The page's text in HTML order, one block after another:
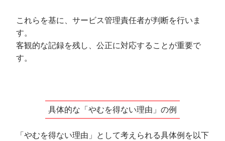
これらを基に、サービス管理責任者が判断を行いま
す。
客観的な記録を残し、公正に対応することが重要で
す。
具体的な「やむを得ない理由」の例
「やむを得ない理由」として考えられる具体例を以下